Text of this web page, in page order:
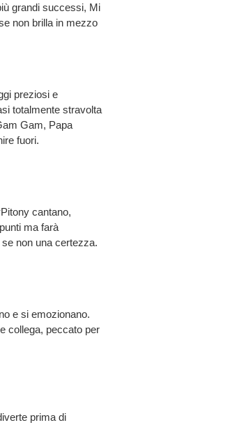
grandi successi, Mi
non brilla in mezzo
preziosi e
totalmente stravolta
Gam, Papa
fuori.
cantano,
ma farà
non una certezza.
e si emozionano.
collega, peccato per
prima di